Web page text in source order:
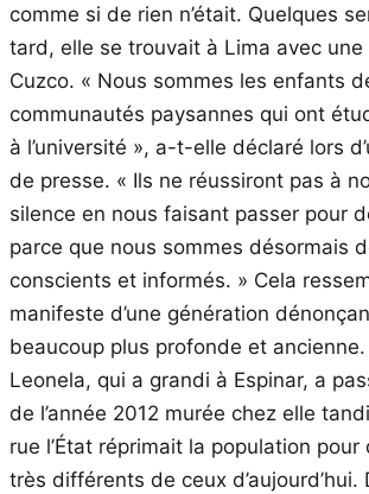
comme si de rien n’était. Quelques
tard, elle se trouvait à Lima avec
Cuzco. « Nous sommes les enfants
communautés paysannes qui ont
à l’université », a-t-elle déclaré lors
de presse. « Ils ne réussiront pas à
silence en nous faisant passer pour
parce que nous sommes désormais
conscients et informés. » Cela
manifeste d’une génération
beaucoup plus profonde et ancienne.
Leonela, qui a grandi à Espinar, a
de l’année 2012 murée chez elle
rue l’État réprimait la population
très différents de ceux d’aujourd’hui.